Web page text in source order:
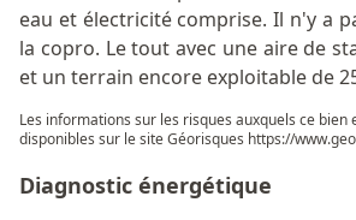
eau et électricité comprise. Il n'y a
la copro. Le tout avec une aire de
et un terrain encore exploitable de
Les informations sur les risques auxquels ce bien
disponibles sur le site Géorisques https://
Diagnostic énergétique